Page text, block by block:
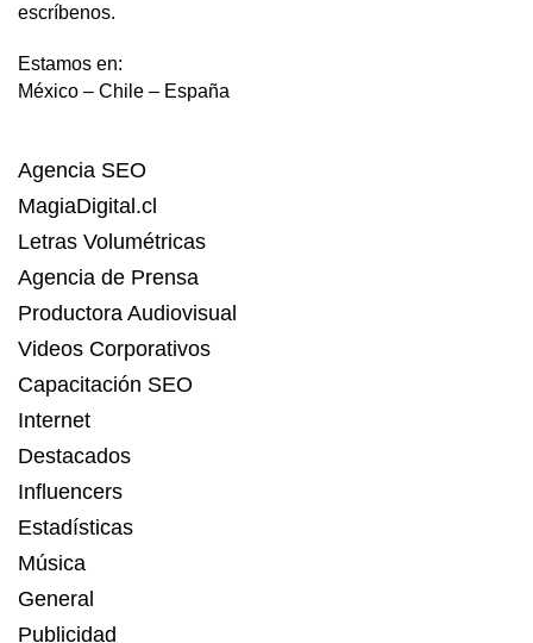
escríbenos.
Estamos en:
México – Chile – España
Agencia SEO
MagiaDigital.cl
Letras Volumétricas
Agencia de Prensa
Productora Audiovisual
Videos Corporativos
Capacitación SEO
Internet
Destacados
Influencers
Estadísticas
Música
General
Publicidad